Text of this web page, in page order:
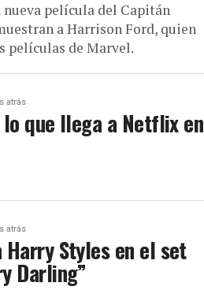
nueva película del Capitán
a Harrison Ford, quien
películas de Marvel.
atrás
lo que llega a Netflix en
atrás
Styles en el set
Darling”